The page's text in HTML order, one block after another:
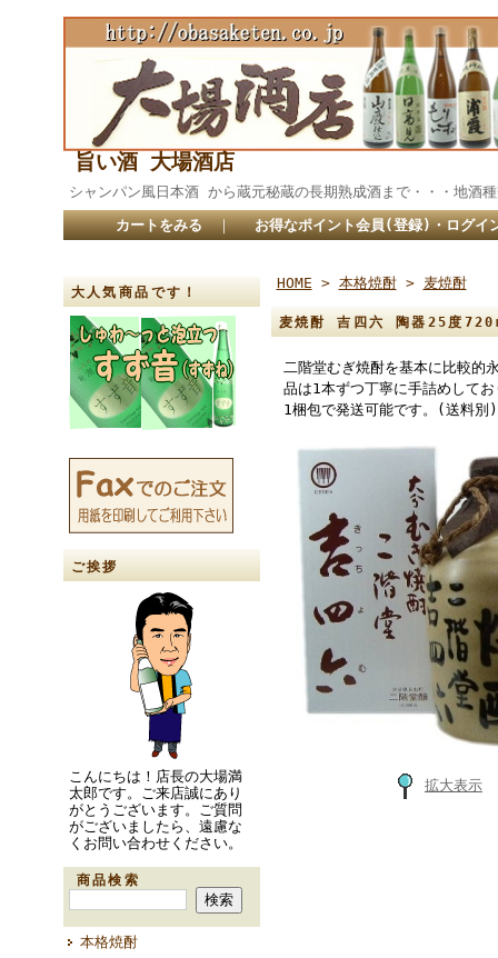
旨い酒 大場酒店
シャンパン風日本酒 から蔵元秘蔵の長期熟成酒まで・・
カートをみる ｜ お得なポイント会員(登録)・ログイ
大人気商品です！
ご挨拶
こんにちは！店長の大場満
太郎です。ご来店誠にあり
がとうございます。ご質問
がございましたら、遠慮な
くお問い合わせください。
商品検索
本格焼酎
HOME > 本格焼酎> 麦焼酎
麦焼酎 吉四六 陶器25度
二階堂むぎ焼酎を基本に比較的
品は1本ずつ丁寧に手詰めして
1梱包で発送可能です。(送料
拡大表示